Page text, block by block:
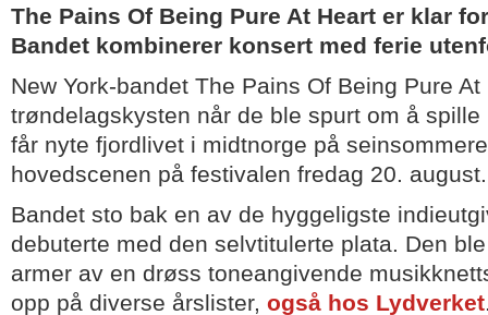
The Pains Of Being Pure At Heart er klar
Bandet kombinerer konsert med ferie
New York-bandet The Pains Of Being Pure
trøndelagskysten når de ble spurt om å
får nyte fjordlivet i midtnorge på
hovedscenen på festivalen fredag 20. august.
Bandet sto bak en av de hyggeligste
debuterte med den selvtitulerte plata. Den
armer av en drøss toneangivende
opp på diverse årslister, også hos Lydverket